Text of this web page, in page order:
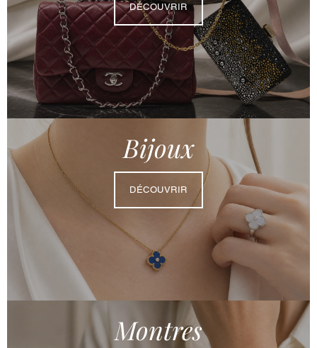
DÉCOUVRIR
Bijoux
DÉCOUVRIR
Montres